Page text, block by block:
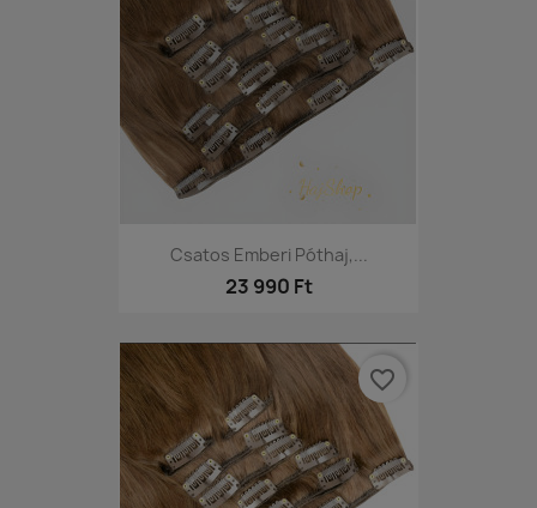
Csatos Emberi Póthaj,...
23 990 Ft
favorite_border